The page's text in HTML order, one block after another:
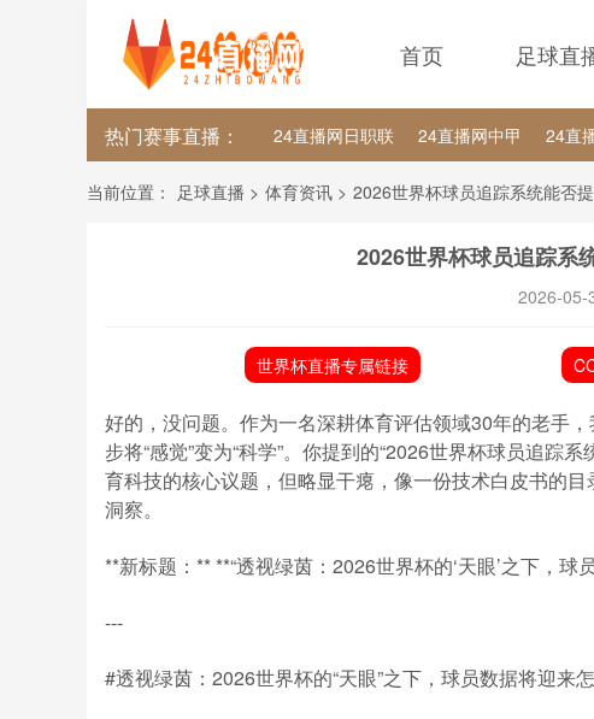
首页 足球直
热门赛事直播： 24直播网日职联 24直播网中甲 24直
24直播网韩K联 24直播网世界杯 24
当前位置： 足球直播 > 体育资讯 > 2026世界杯球员追踪系统能否
2026世界杯球员追踪系
2026-05-
世界杯直播专属链接
好的，没问题。作为一名深耕体育评估领域30年的老手
步将“感觉”变为“科学”。你提到的“2026世界杯球员追踪
育科技的核心议题，但略显干瘪，像一份技术白皮书的
洞察。
**新标题：** **“透视绿茵：2026世界杯的‘天眼’之下，球
---
#透视绿茵：2026世界杯的“天眼”之下，球员数据将迎来